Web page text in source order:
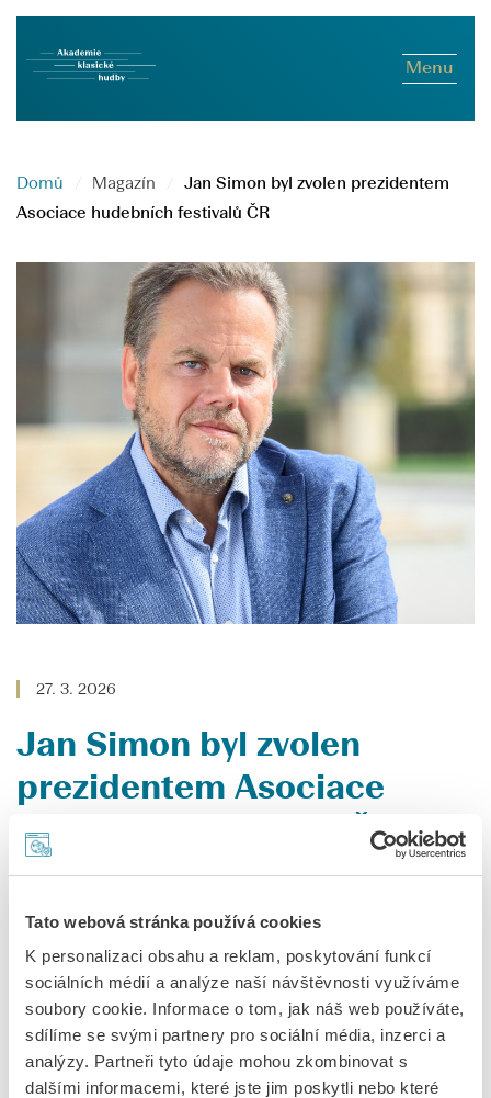
Tato webová stránka používá cookies
K personalizaci obsahu a reklam, poskytování funkcí
sociálních médií a analýze naší návštěvnosti využíváme
soubory cookie. Informace o tom, jak náš web používáte,
sdílíme se svými partnery pro sociální média, inzerci a
analýzy. Partneři tyto údaje mohou zkombinovat s
dalšími informacemi, které jste jim poskytli nebo které
Menu
Domů Magazín
Jan Simon byl zvolen prezidentem
Asociace hudebních festivalů ČR
27. 3. 2026
Jan Simon byl zvolen
prezidentem Asociace
hudebních festivalů ČR
Dvořákova Praha Jan Simon byl zvolen prezidentem
nejistotou podoby dílčího financování festivalů z veřejných
zdrojů.
„Vnímám to především jako závazek. Chceme posílit roli